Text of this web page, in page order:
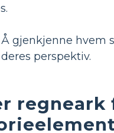
Å gjenkjenne hvem
perspektiv.
regneark